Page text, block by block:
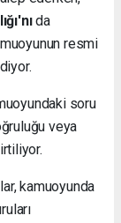
da
resmi
soru
veya
kamuoyunda